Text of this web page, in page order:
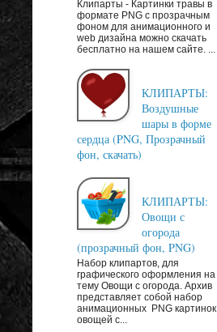
Клипарты - Картинки травы в
формате PNG с прозрачным
фоном для анимационного и
web дизайна можно скачать
бесплатно на нашем сайте. ...
КЛИПАРТЫ:
Воздушные
шары в форме
сердца (PNG, Прозрачный
фон, скачать)
КЛИПАРТЫ:
Овощи с
огорода
(прозрачный фон, PNG)
Набор клипартов, для
графического оформления на
тему Овощи с огорода. Архив
представляет собой набор
анимационных PNG картинок
овощей с...